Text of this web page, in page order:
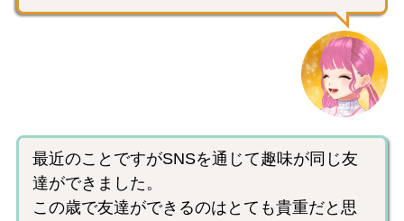
最近のことですがSNSを通じて趣味が同じ友
達ができました。
この歳で友達ができるのはとても貴重だと思